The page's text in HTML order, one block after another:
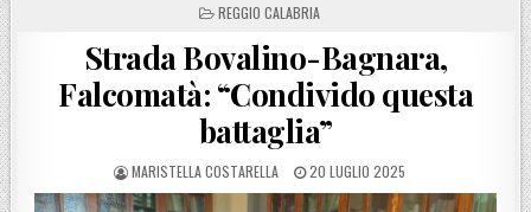
POSTED IN
REGGIO CALABRIA
Strada Bovalino-Bagnara,
Falcomatà: “Condivido questa
battaglia”
POSTED BY
MARISTELLA COSTARELLA POSTED ON
20 LUGLIO 2025